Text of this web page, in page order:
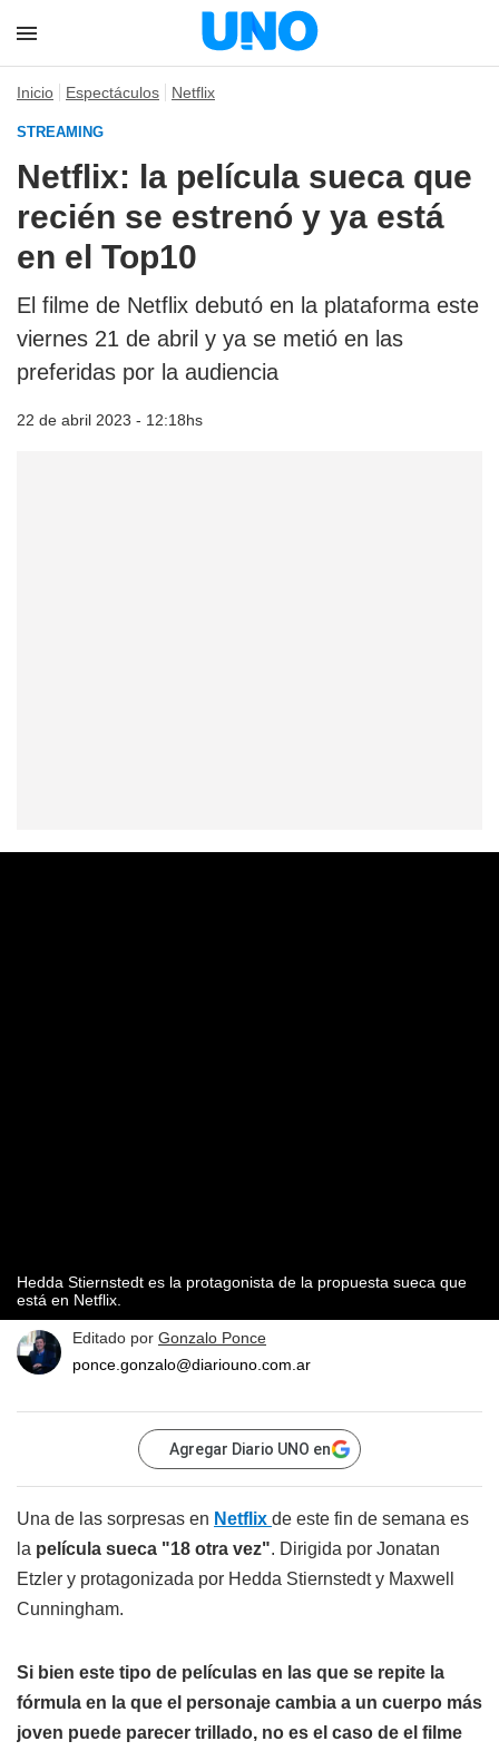
Inicio Espectáculos Netflix
STREAMING
Netflix: la película sueca que
recién se estrenó y ya está
en el Top10
El filme de Netflix debutó en la plataforma este
viernes 21 de abril y ya se metió en las
preferidas por la audiencia
22 de abril 2023 - 12:18hs
Hedda Stiernstedt es la protagonista de la propuesta sueca que
está en Netflix.
Editado por Gonzalo Ponce
ponce.gonzalo@diariouno.com.ar
Agregar Diario UNO en
Una de las sorpresas en Netflix de este fin de semana es
la película sueca "18 otra vez". Dirigida por Jonatan
Etzler y protagonizada por Hedda Stiernstedt y Maxwell
Cunningham.
Si bien este tipo de películas en las que se repite la
fórmula en la que el personaje cambia a un cuerpo más
joven puede parecer trillado, no es el caso de el filme